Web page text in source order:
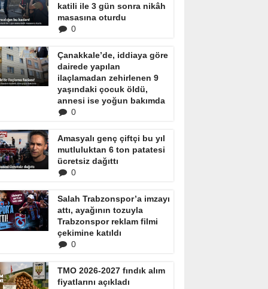
katili ile 3 gün sonra nikâh
masasına oturdu
0
Çanakkale’de, iddiaya göre
dairede yapılan
ilaçlamadan zehirlenen 9
yaşındaki çocuk öldü,
annesi ise yoğun bakımda
0
Amasyalı genç çiftçi bu yıl
mutluluktan 6 ton patatesi
ücretsiz dağıttı
0
Salah Trabzonspor’a imzayı
attı, ayağının tozuyla
Trabzonspor reklam filmi
çekimine katıldı
0
TMO 2026-2027 fındık alım
fiyatlarını açıkladı